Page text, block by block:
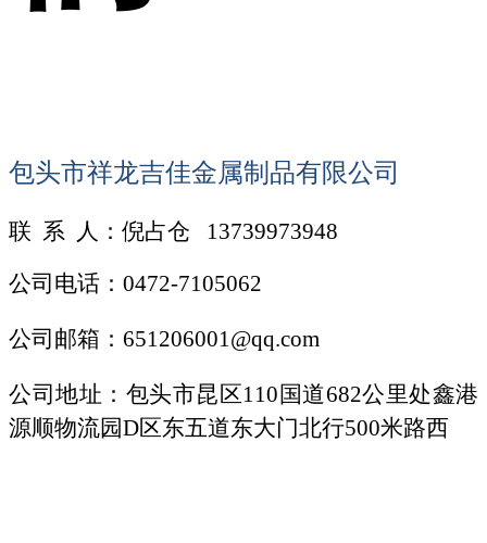
包头市祥龙吉佳金属制品有限公司
联 系
人：倪占仓 13739973948
公司电话：0472-7105062
公司邮箱： 651206001@qq.com
公司地址：包头市昆区110国道682公里处鑫港
源顺物流园D区东五道东大门北行500米路西